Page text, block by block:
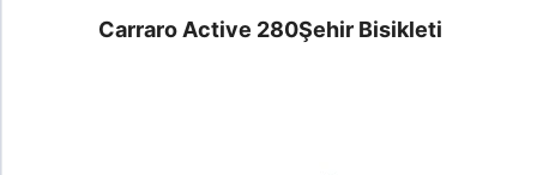
Carraro Active 280Şehir Bisikleti